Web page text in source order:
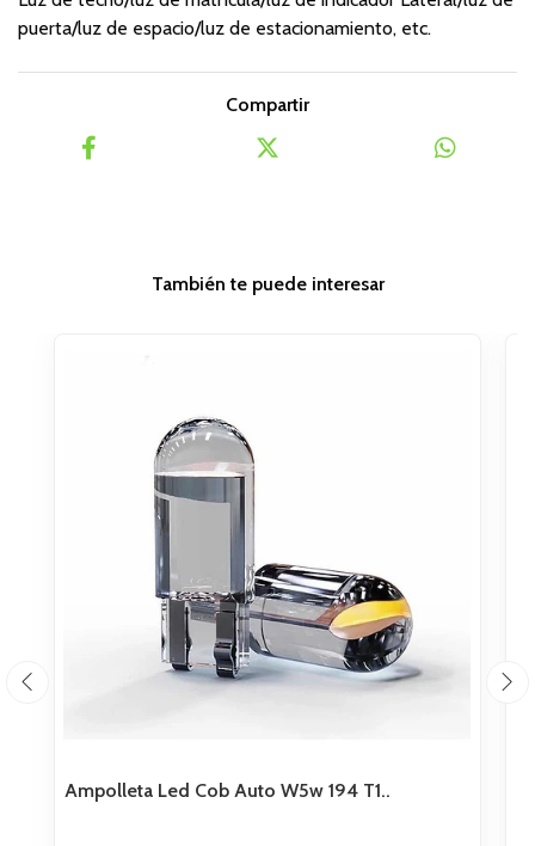
puerta/luz de espacio/luz de estacionamiento, etc.
Compartir
También te puede interesar
Ampolleta Led Cob Auto W5w 194 T1..